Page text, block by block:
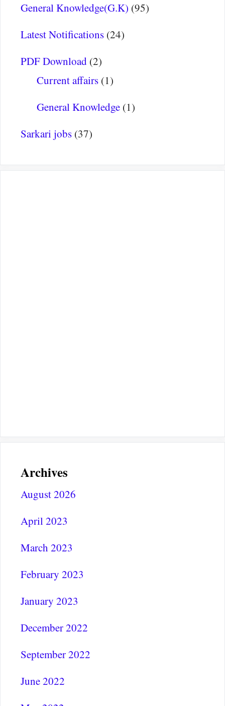
General Knowledge(G.K) (95)
Latest Notifications (24)
PDF Download (2)
Current affairs(1)
General Knowledge(1)
Sarkari jobs (37)
Archives
August 2026
April 2023
March 2023
February 2023
January 2023
December 2022
September 2022
June 2022